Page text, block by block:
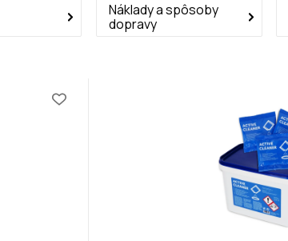
Náklady a spôsoby
dopravy